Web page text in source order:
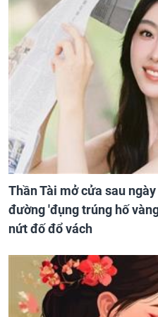
Thần Tài mở cửa sau
đường 'đụng trúng hố
nứt đố đổ vách